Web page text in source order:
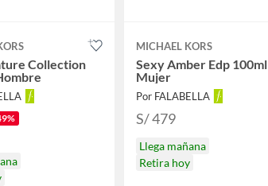
Collection
MICHAEL KORS
Sexy Amber Edp 100ml
Mujer
Por FALABELLA
S/ 479
Llega mañana
Retira hoy